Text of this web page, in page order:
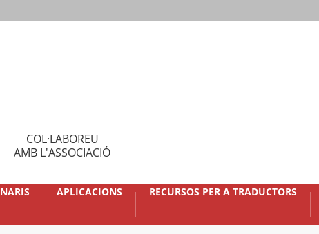
COL·LABOREU
AMB L'ASSOCIACIÓ
APLICACIONS RECURSOS PER A TRADUCTORS